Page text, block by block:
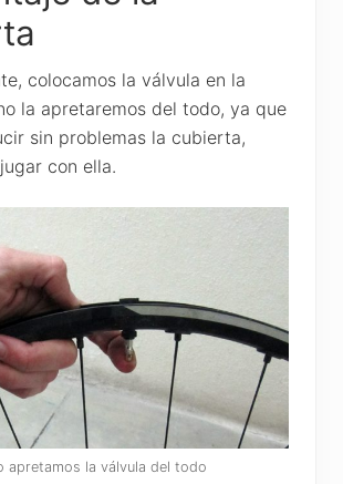
colocamos la válvula en la
la apretaremos del todo, ya que
sin problemas la cubierta,
con ella.
apretamos la válvula del todo